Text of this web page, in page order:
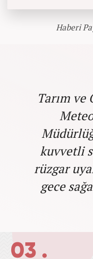
Haberi
Tarım ve
kuvvetli
rüzgar
gece
03 .